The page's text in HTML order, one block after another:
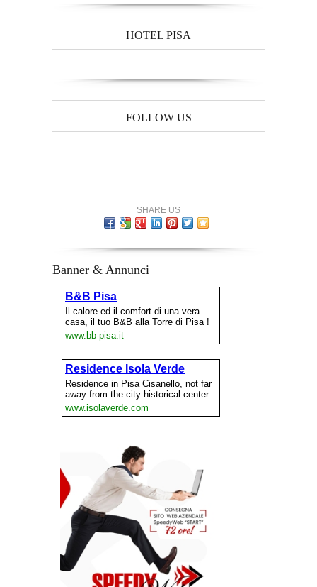
HOTEL PISA
FOLLOW US
SHARE US
Banner & Annunci